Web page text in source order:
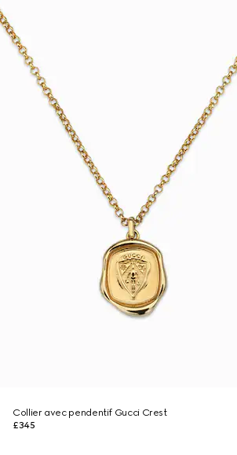
Collier avec pendentif Gucci Crest
£345